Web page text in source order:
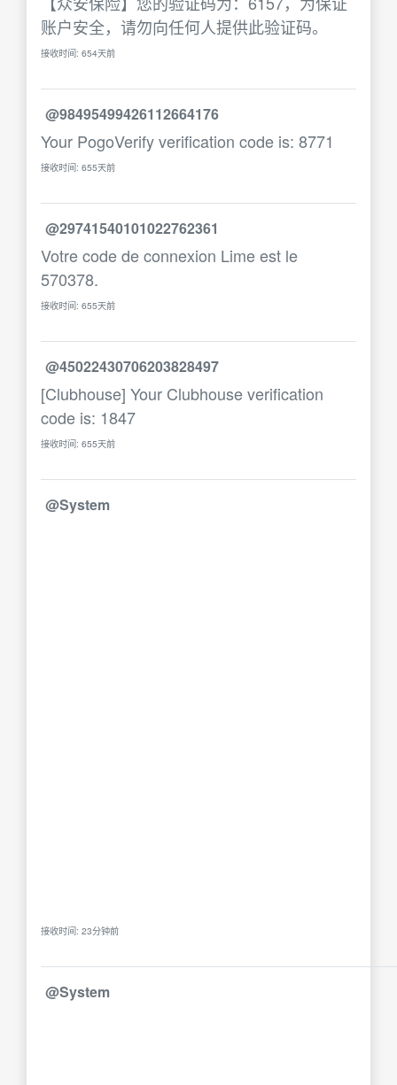
账户安全，请勿向任何人提供此验证码。
接收时间: 654天前
@98495499426112664176
Your PogoVerify verification code is: 8771
接收时间: 655天前
@29741540101022762361
Votre code de connexion Lime est le
570378.
接收时间: 655天前
@45022430706203828497
[Clubhouse] Your Clubhouse verification
code is: 1847
接收时间: 655天前
@System
接收时间: 23分钟前
@System